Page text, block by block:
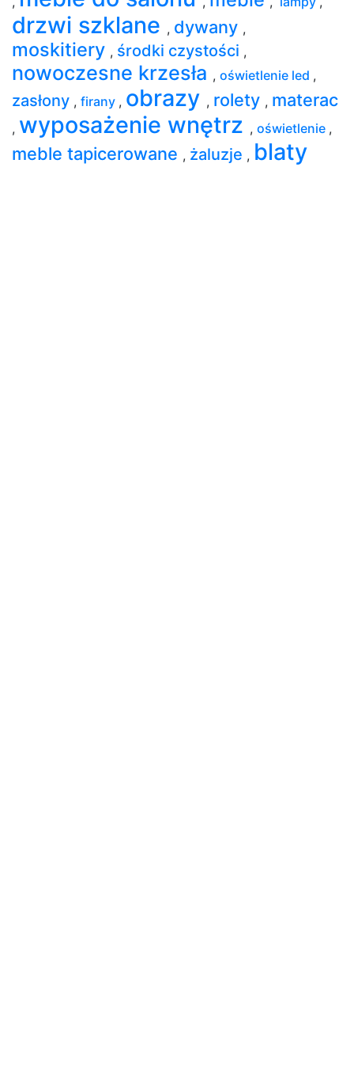
drzwi szklane , dywany ,
moskitiery , środki czystości ,
nowoczesne krzesła , oświetlenie led ,
zasłony , firany , obrazy , rolety , materac
, wyposażenie wnętrz , oświetlenie ,
meble tapicerowane , żaluzje , blaty